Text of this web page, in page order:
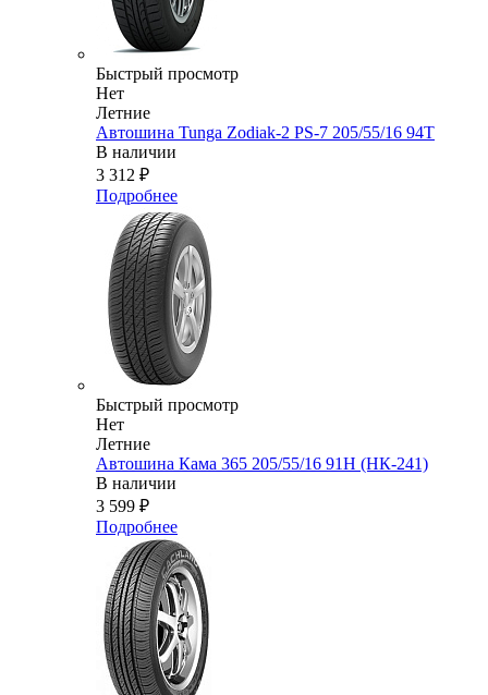
Быстрый просмотр
Нет
Летние
Автошина Tunga Zodiak-2 PS-7 205/55/16 94T
В наличии
3 312 ₽
Подробнее
Быстрый просмотр
Нет
Летние
Автошина Кама 365 205/55/16 91H (НК-241)
В наличии
3 599 ₽
Подробнее